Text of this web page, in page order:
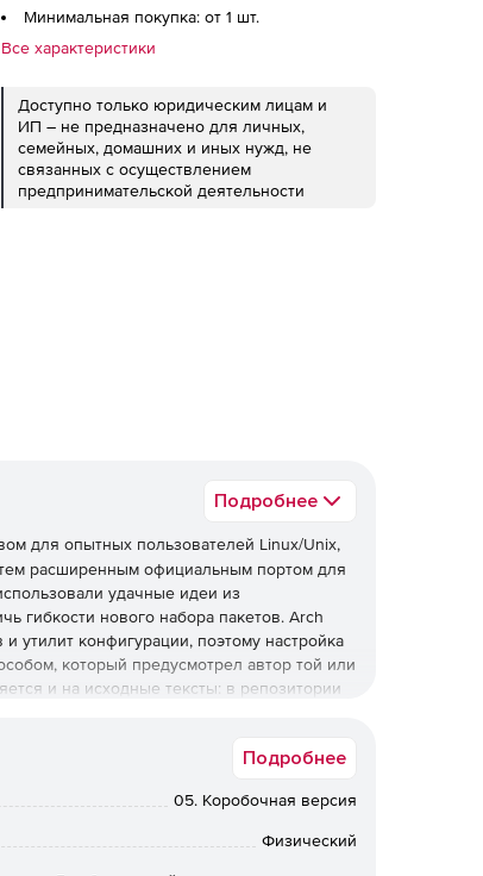
Минимальная покупка: от 1 шт.
Все характеристики
Доступно только юридическим лицам и
ИП – не предназначено для личных,
семейных, домашних и иных нужд, не
связанных с осуществлением
предпринимательской деятельности
Подробнее
для опытных пользователей Linux/Unix,
расширенным официальным портом для
удачные идеи из
гибкости нового набора пакетов. Arch
утилит конфигурации, поэтому настройка
который предусмотрел автор той или
и на исходные тексты: в репозитории
и только тех пакетах, которые включены
могут собирать программу (или
ABS. При этом написание
в него поправок для нужной
Подробнее
05. Коробочная версия
Физический